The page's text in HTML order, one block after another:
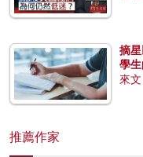
摘
學
來文
推薦作家